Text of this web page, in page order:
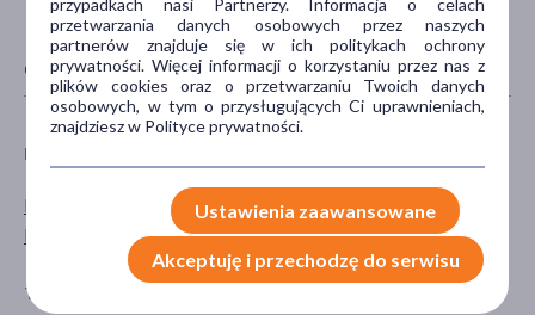
CECHY PRODUKTU
PŁEĆ
Mężczyzna
Kobieta
dla dorosłych
TYP PRODUKTU
przypadkach nasi Partnerzy. Informacja o celach
przetwarzania danych osobowych przez naszych
partnerów znajduje się w ich politykach ochrony
prywatności. Więcej informacji o korzystaniu przez nas z
plików cookies oraz o przetwarzaniu Twoich danych
osobowych, w tym o przysługujących Ci uprawnieniach,
znajdziesz w Polityce prywatności.
Ustawienia zaawansowane
Akceptuję i przechodzę do serwisu